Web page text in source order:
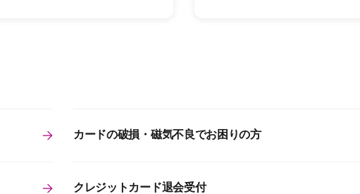
カードの破損・磁気不良でお困りの方
クレジットカード退会受付